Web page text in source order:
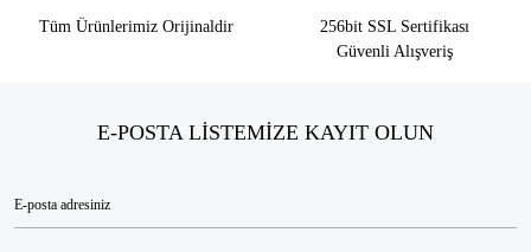
Tüm Ürünlerimiz Orijinaldir
256bit SSL Sertifikası
Güvenli Alışveriş
E-POSTA LİSTEMİZE KAYIT OLUN